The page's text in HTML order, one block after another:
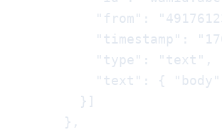
"from":
"timestamp":
          "type": "text",
"text": {
        }]
      },